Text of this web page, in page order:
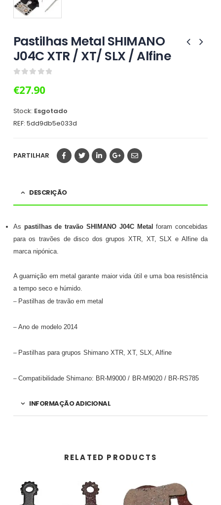
Pastilhas Metal SHIMANO
J04C XTR / XT/ SLX / Alfine
€27.90
Stock: Esgotado
REF: 5dd9db5e033d
PARTILHAR
DESCRIÇÃO
As pastilhas de travão SHIMANO J04C Metal foram concebidas
para os travões de disco dos grupos XTR, XT, SLX e Alfine da
marca nipónica.
A guarnição em metal garante maior vida útil e uma boa resistência
a tempo seco e húmido.
– Pastilhas de travão em metal
– Ano de modelo 2014
– Pastilhas para grupos Shimano XTR, XT, SLX, Alfine
– Compatibilidade Shimano: BR-M9000 / BR-M9020 / BR-RS785
INFORMAÇÃO ADICIONAL
RELATED PRODUCTS